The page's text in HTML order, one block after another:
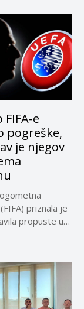
e
pogreške,
je njegov
priznala je
propuste u